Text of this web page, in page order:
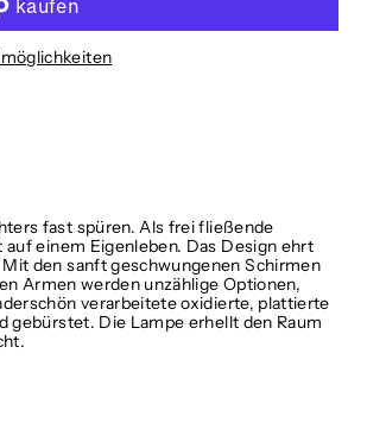
fast spüren. Als frei fließende
einem Eigenleben. Das Design ehrt
Mit den sanft geschwungenen Schirmen
Armen werden unzählige Optionen,
verarbeitete oxidierte, plattierte
gebürstet. Die Lampe erhellt den Raum